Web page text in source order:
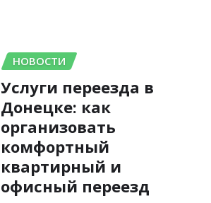
НОВОСТИ
Услуги переезда в
Донецке: как
организовать
комфортный
квартирный и
офисный переезд